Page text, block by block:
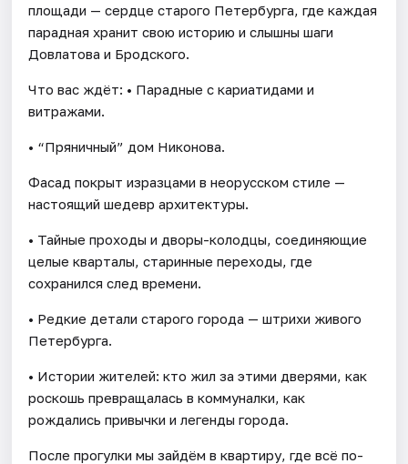
площади — сердце старого Петербурга, где каждая
парадная хранит свою историю и слышны шаги
Довлатова и Бродского.
Что вас ждёт: • Парадные с кариатидами и
витражами.
• “Пряничный” дом Никонова.
Фасад покрыт изразцами в неорусском стиле —
настоящий шедевр архитектуры.
• Тайные проходы и дворы-колодцы, соединяющие
целые кварталы, старинные переходы, где
сохранился след времени.
• Редкие детали старого города — штрихи живого
Петербурга.
• Истории жителей: кто жил за этими дверями, как
роскошь превращалась в коммуналки, как
рождались привычки и легенды города.
После прогулки мы зайдём в квартиру, где всё по-